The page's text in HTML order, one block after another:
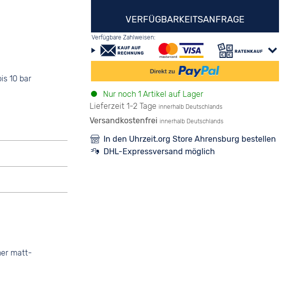
VERFÜGBARKEITSANFRAGE
Verfügbare Zahlweisen:
Nur noch 1 Artikel auf Lager
Lieferzeit 1-2 Tage innerhalb Deutschlands
Versandkostenfrei innerhalb Deutschlands
In den Uhrzeit.org Store Ahrensburg bestellen
DHL-Expressversand möglich
10 bar
matt-